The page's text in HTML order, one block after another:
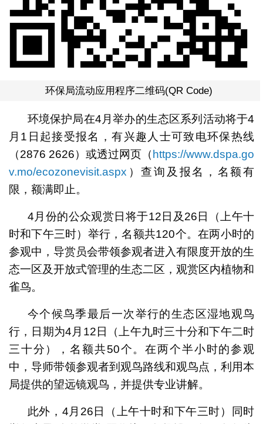
环保局流动应用程序二维码(QR Code)
环境保护局在4月举办的生态区系列活动将于4
月1日起接受报名，有兴趣人士可致电环保热线
（2876 2626）或透过网页（https://www.dspa.go
v.mo/ecozonevisit.aspx ）查询及报名，名额有
限，额满即止。
4月份的公众观赏日将于12日及26日（上午十
时和下午三时）举行，名额共120个。在两小时的
参观中，导赏员会带领参观者进入有限度开放的生
态一区及开放式管理的生态二区，观赏区内植物和
雀鸟。
今个候鸟季最后一次举行的生态区湿地观鸟
行，日期为4月12日（上午九时三十分和下午二时
三十分），名额共50个。在两个半小时的参观
中，导师带领参观者到观鸟路线和观鸟点，利用本
局提供的望远镜观鸟，并提供专业讲解。
此外，4月26日（上午十时和下午三时）同时